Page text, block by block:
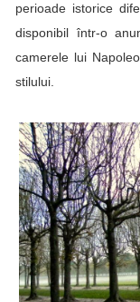
perioade istorice
disponibil într-o
camerele lui
stilului.